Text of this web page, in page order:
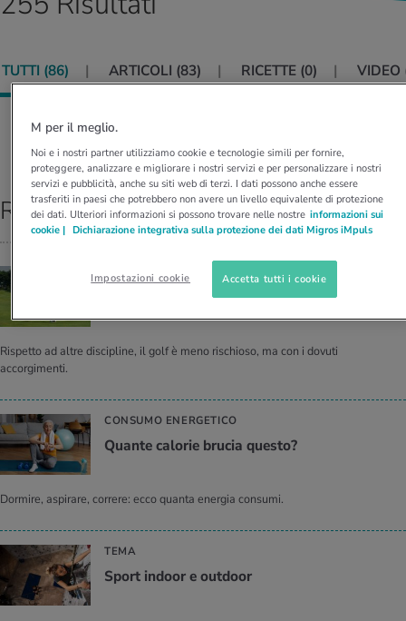
nutritive
D’ATTUALITÀ NELL’AMBITO ALIMENTAZIONE
Calcolatore BMI
D’ATTUALITÀ NELL’AMBITO MOVIMENTO
Calcola il consumo calorico
Corsa & Jogging
D’ATTUALITÀ NELL’AMBITO RILASSAMENTO
Lavoro e salute
Rilassamento attivo
fisici
mediche
D’ATTUALITÀ NELL’AMBITO MEDICINA
Abbassare la pressione sanguigna
D’ATTUALITÀ NELL’AMBITO SERVIZIO
TUTTI (86) ARTICOLI (83) RICETTE (0) VIDEO
Risultati top
BATTUTE DOLOROSE
Ecco i mali dei gol­fi­sti
Rispetto ad altre discipline, il golf è meno rischioso, ma con i dovuti
accorgimenti.
CONSUMO ENERGETICO
Quan­te ca­lo­rie bru­cia que­sto?
Dormire, aspirare, correre: ecco quanta energia consumi.
TEMA
Sport in­door e out­door
M per il meglio.
Noi e i nostri partner utilizziamo cookie e tecnologie simili per fornire,
proteggere, analizzare e migliorare i nostri servizi e per personalizzare i nostri
servizi e pubblicità, anche su siti web di terzi. I dati possono anche essere
trasferiti in paesi che potrebbero non avere un livello equivalente di protezione
dei dati. Ulteriori informazioni si possono trovare nelle nostre informazioni sui
cookie | Dichiarazione integrativa sulla protezione dei dati Migros iMpuls
Impostazioni cookie Accetta tutti i cookie